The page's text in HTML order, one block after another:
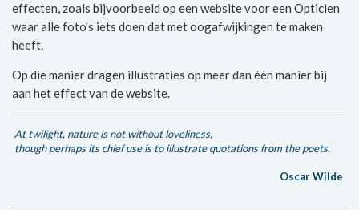
effecten, zoals bijvoorbeeld op een website voor een Opticien
waar alle foto's iets doen dat met oogafwijkingen te maken
heeft.
Op die manier dragen illustraties op meer dan één manier bij
aan het effect van de website.
At twilight, nature is not without loveliness,
though perhaps its chief use is to illustrate quotations from the poets.
Oscar Wilde